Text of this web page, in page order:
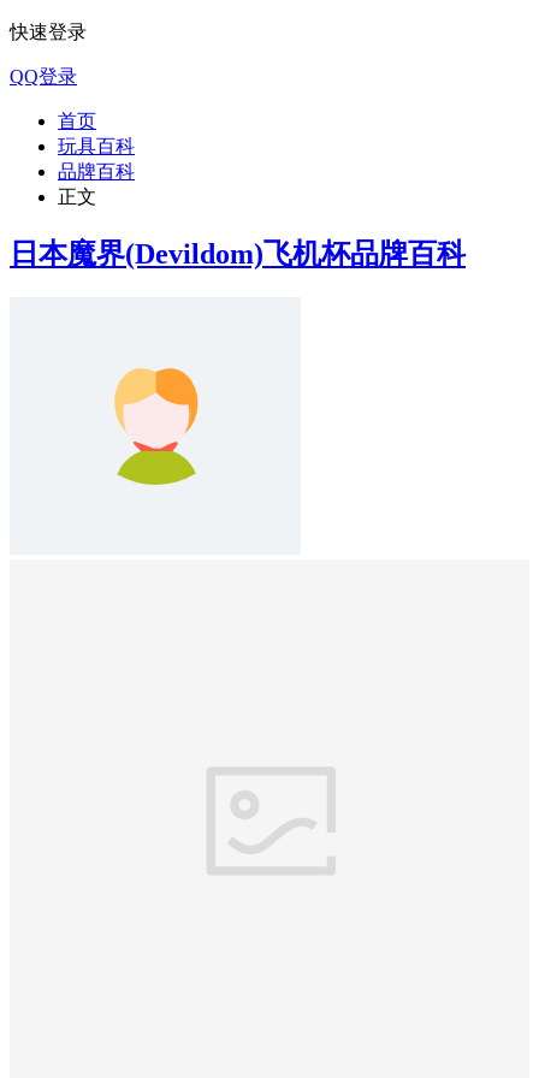
快速登录
QQ登录
首页
玩具百科
品牌百科
正文
日本魔界(Devildom)飞机杯品牌百科